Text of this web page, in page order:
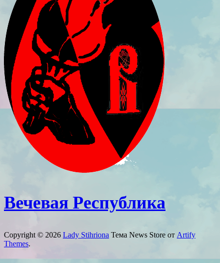
Вечевая Республика
Copyright © 2026 Lady Stihriona Тема News Store от Artify
Themes.